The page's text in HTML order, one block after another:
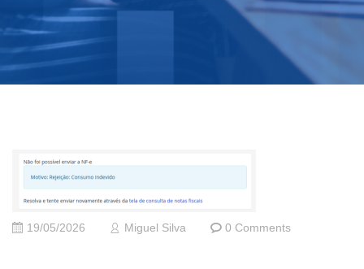
19/05/2026 Miguel Silva 0 Comments